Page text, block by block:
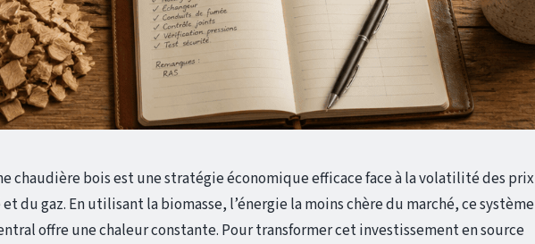
chaudière bois est une stratégie économique efficace face à la volatilité des prix
du gaz. En utilisant la biomasse, l’énergie la moins chère du marché, ce système
offre une chaleur constante. Pour transformer cet investissement en source